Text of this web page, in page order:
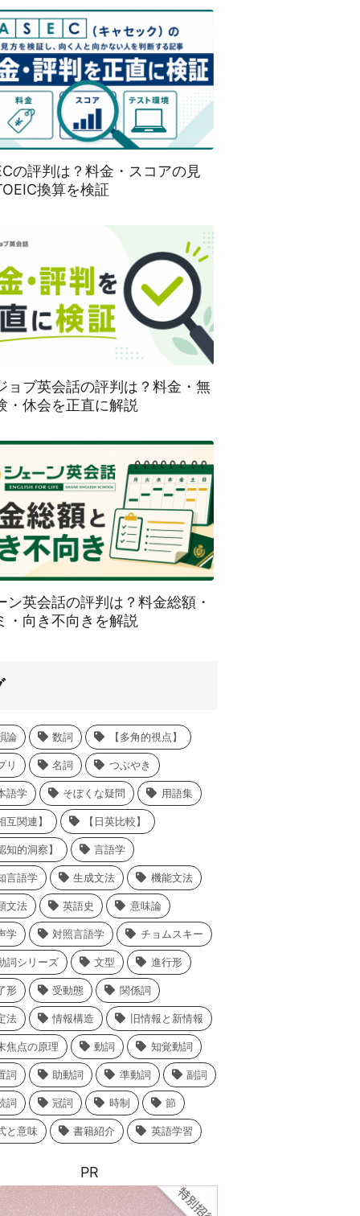
の評判は？料金・スコアの見
換算を検証
ョブ英会話の評判は？料金・無
・休会を正直に解説
ン英会話の評判は？料金総額・
・向き不向きを解説
論 数詞 【多角的視点】
リ 名詞 つぶやき
語学 そぼくな疑問 用語集
互関連】 【日英比較】
知的洞察】 言語学
言語学 生成文法 機能文法
文法 英語史 意味論
学 対照言語学 チョムスキー
詞シリーズ 文型 進行形
形 受動態 関係詞
法 情報構造 旧情報と新情報
焦点の原理 動詞 知覚動詞
詞 助動詞 準動詞 副詞
詞 冠詞 時制 節
と意味 書籍紹介 英語学習
PR